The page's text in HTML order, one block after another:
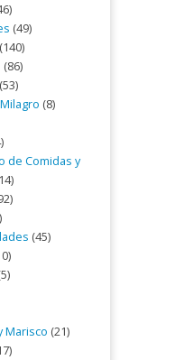
(49)
(140)
(86)
(53)
(8)
de Comidas y
(45)
Marisco (21)